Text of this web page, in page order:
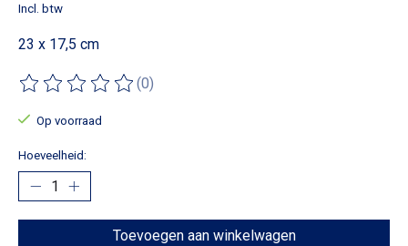
Incl. btw
23 x 17,5 cm
De beoordeling van dit product is
(0)
Op voorraad
Hoeveelheid:
Toevoegen aan winkelwagen